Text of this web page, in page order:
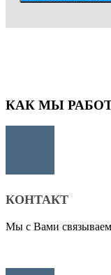
КАК МЫ
КОНТАКТ
Мы с Вами